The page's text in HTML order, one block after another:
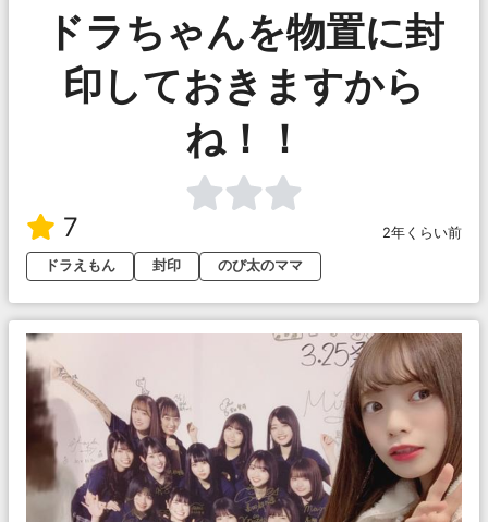
ドラちゃんを物置に封
印しておきますから
ね！！
7
2年くらい前
ドラえもん
封印 のび太のママ